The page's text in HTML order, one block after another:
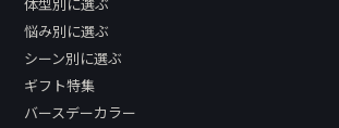
悩み別に選ぶ
シーン別に選ぶ
ギフト特集
バースデーカラー